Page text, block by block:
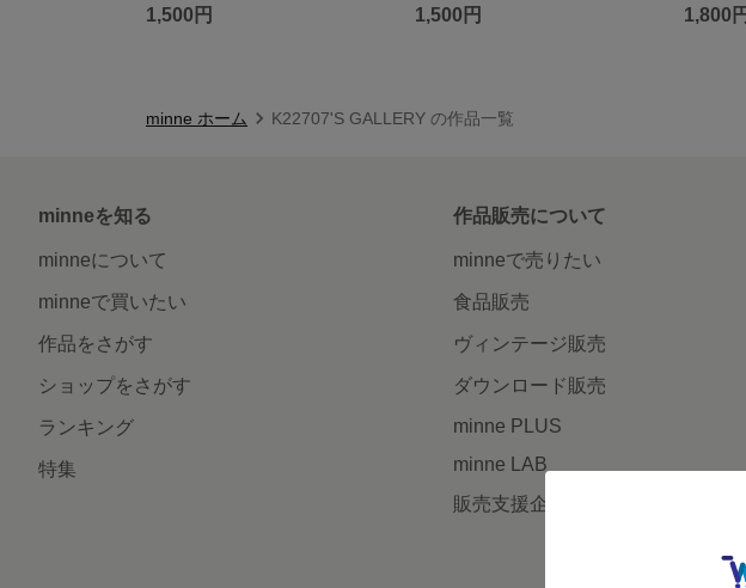
1,500円 1,500円 1,800円
minne ホーム K22707'S GALLERY の作品一覧
minneを知る
minneについて
minneで買いたい
作品をさがす
ショップをさがす
ランキング
特集
作品販売について
minneで売りたい
食品販売
ヴィンテージ販売
ダウンロード販売
minne PLUS
minne LAB
販売支援企画・イベント